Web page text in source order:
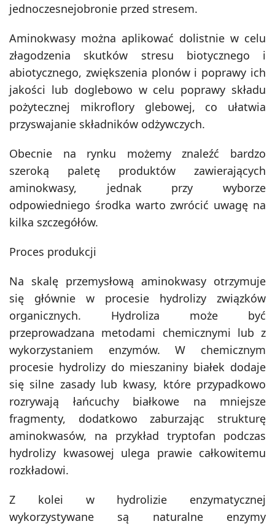
jednoczesnejobronie przed stresem.
Aminokwasy można aplikować dolistnie w celu
złagodzenia skutków stresu biotycznego i
abiotycznego, zwiększenia plonów i poprawy ich
jakości lub doglebowo w celu poprawy składu
pożytecznej mikroflory glebowej, co ułatwia
przyswajanie składników odżywczych.
Obecnie na rynku możemy znaleźć bardzo
szeroką paletę produktów zawierających
aminokwasy, jednak przy wyborze
odpowiedniego środka warto zwrócić uwagę na
kilka szczegółów.
Proces produkcji
Na skalę przemysłową aminokwasy otrzymuje
się głównie w procesie hydrolizy związków
organicznych. Hydroliza może być
przeprowadzana metodami chemicznymi lub z
wykorzystaniem enzymów. W chemicznym
procesie hydrolizy do mieszaniny białek dodaje
się silne zasady lub kwasy, które przypadkowo
rozrywają łańcuchy białkowe na mniejsze
fragmenty, dodatkowo zaburzając strukturę
aminokwasów, na przykład tryptofan podczas
hydrolizy kwasowej ulega prawie całkowitemu
rozkładowi.
Z kolei w hydrolizie enzymatycznej
wykorzystywane są naturalne enzymy